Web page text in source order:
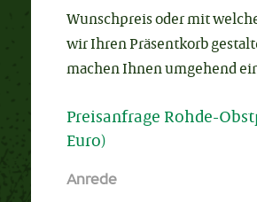
Wunschpreis oder mit
wir Ihren Präsentkorb
machen Ihnen umgehend
Preisanfrage Rohde-
Euro)
Anrede